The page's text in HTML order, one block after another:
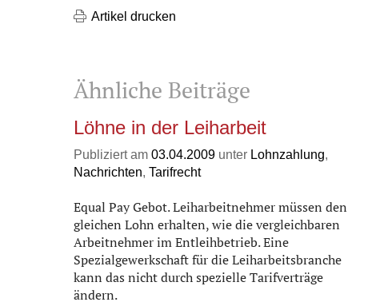
Artikel drucken
Ähnliche Beiträge
Löhne in der Leiharbeit
Publiziert am 03.04.2009 unter Lohnzahlung,
Nachrichten, Tarifrecht
Equal Pay Gebot. Leiharbeitnehmer müssen den
gleichen Lohn erhalten, wie die vergleichbaren
Arbeitnehmer im Entleihbetrieb. Eine
Spezialgewerkschaft für die Leiharbeitsbranche
kann das nicht durch spezielle Tarifverträge
ändern.